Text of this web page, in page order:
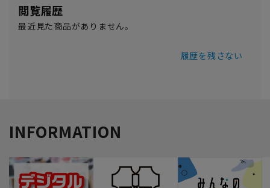
閲覧履歴
最近見た商品がありません。
履歴を残さない
INFORMATION